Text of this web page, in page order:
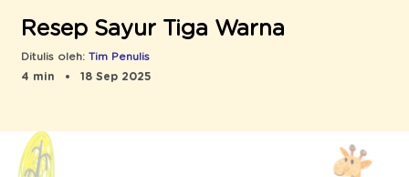
Resep Sayur Tiga Warna
Ditulis oleh: Tim Penulis
4 min
18 Sep 2025